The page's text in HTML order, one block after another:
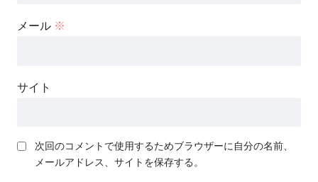
メール ※
サイト
次回のコメントで使用するためブラウザーに自分の名前、
メールアドレス、サイトを保存する。